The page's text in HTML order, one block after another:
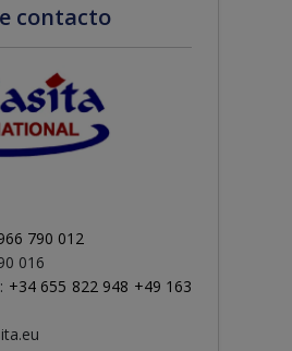
contacto
790 012
016
+34 655 822 948 +49 163